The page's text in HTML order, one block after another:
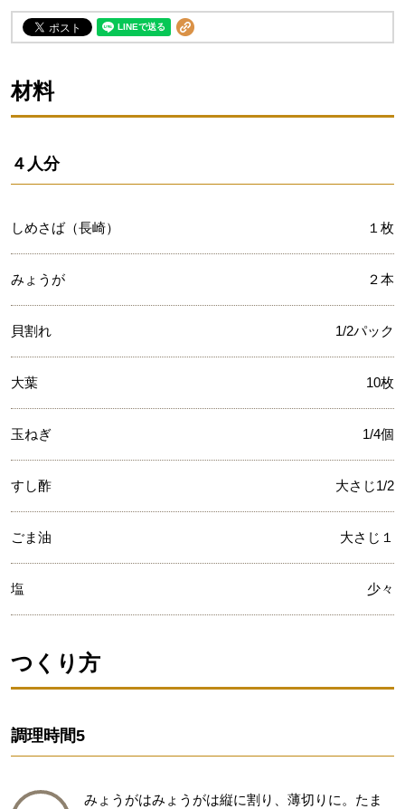
材料
４人分
しめさば（長崎） １枚
みょうが ２本
貝割れ 1/2パック
大葉 10枚
玉ねぎ 1/4個
すし酢 大さじ1/2
ごま油 大さじ１
塩 少々
つくり方
調理時間5
みょうがはみょうがは縦に割り、薄切りに。たま